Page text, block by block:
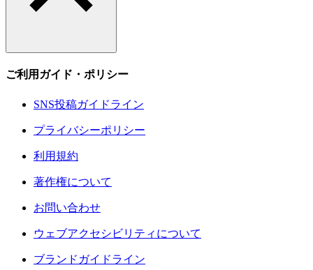
ご利用ガイド・ポリシー
SNS投稿ガイドライン
プライバシーポリシー
利用規約
著作権について
お問い合わせ
ウェブアクセシビリティについて
ブランドガイドライン